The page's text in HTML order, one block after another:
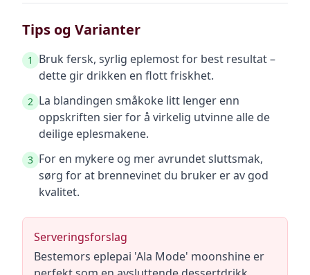
Tips og Varianter
1
Bruk fersk, syrlig eplemost for best resultat –
dette gir drikken en flott friskhet.
2 La blandingen småkoke litt lenger enn
oppskriften sier for å virkelig utvinne alle de
deilige eplesmakene.
3 For en mykere og mer avrundet sluttsmak,
sørg for at brennevinet du bruker er av god
kvalitet.
Serveringsforslag
Bestemors eplepai 'Ala Mode' moonshine er